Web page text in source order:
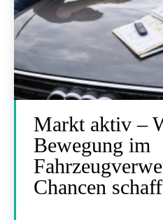
Markt aktiv –
Bewegung im
Chancen